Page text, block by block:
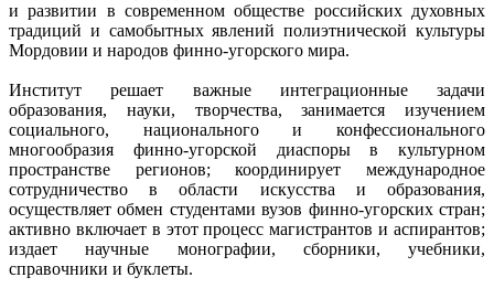
и развитии в современном обществе российских духовных
традиций и самобытных явлений полиэтнической культуры
Мордовии и народов финно-угорского мира.
Институт решает важные интеграционные задачи
образования, науки, творчества, занимается изучением
социального, национального и конфессионального
многообразия финно-угорской диаспоры в культурном
пространстве регионов; координирует международное
сотрудничество в области искусства и образования,
осуществляет обмен студентами вузов финно-угорских стран;
активно включает в этот процесс магистрантов и аспирантов;
издает научные монографии, сборники, учебники,
справочники и буклеты.